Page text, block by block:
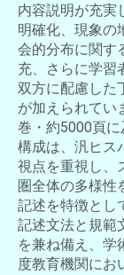
内容説明が充実
明確化、現象の
会的分布に関す
充、さらに学習
双方に配慮した
が加えられてい
巻・約5000頁
構成は、汎ヒス
視点を重視し、
圏全体の多様性
記述を特徴とし
記述文法と規範
を兼ね備え、学
度教育機関にお